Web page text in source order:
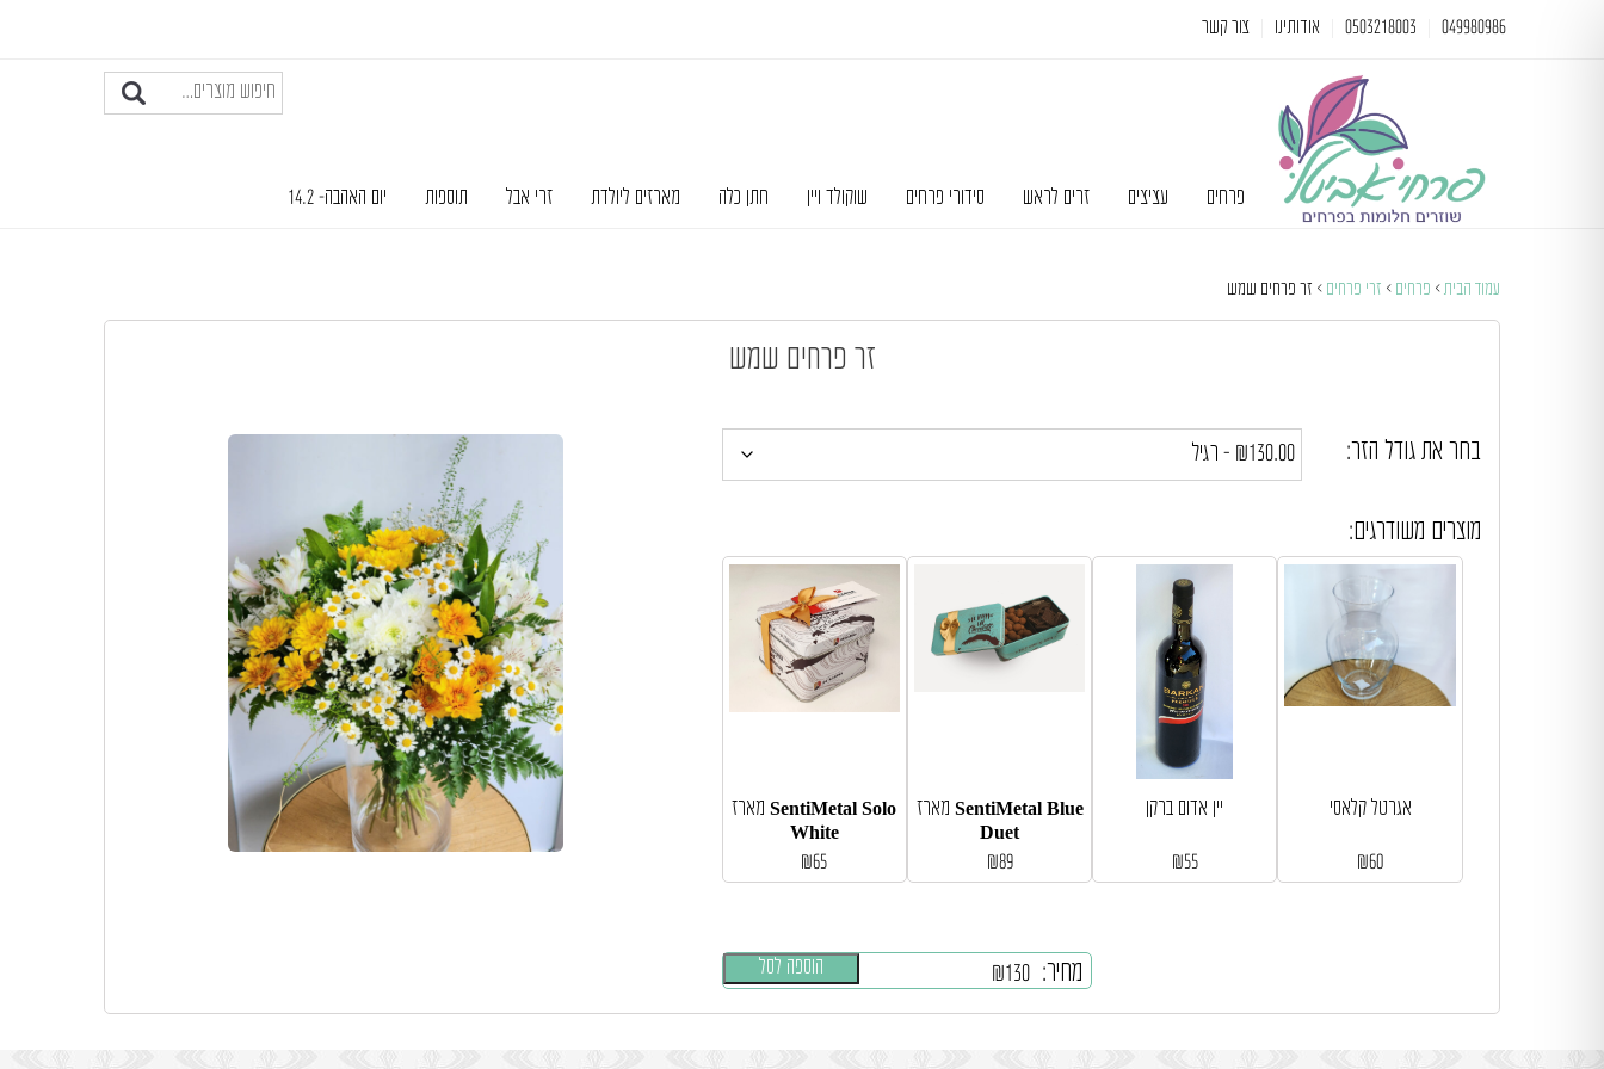
049980986
0503218003 אודותינו צור קשר
פרחים עציצים זרים לראש סידורי פרחים שוקולד ויין חתן כלה מארזים ליולדת זרי אבל תוספות יום האהבה- 14.2
עמוד הבית > פרחים > זרי פרחים > זר פרחים שמש
זר פרחים שמש
בחר את גודל הזר:
מחיר: ₪130 הוספה לסל
מוצרים משודרגים:
מארז SentiMetal Solo
White
₪65
מארז SentiMetal Blue
Duet
₪89
יין אדום ברקן
₪55
אגרטל קלאסי
₪60